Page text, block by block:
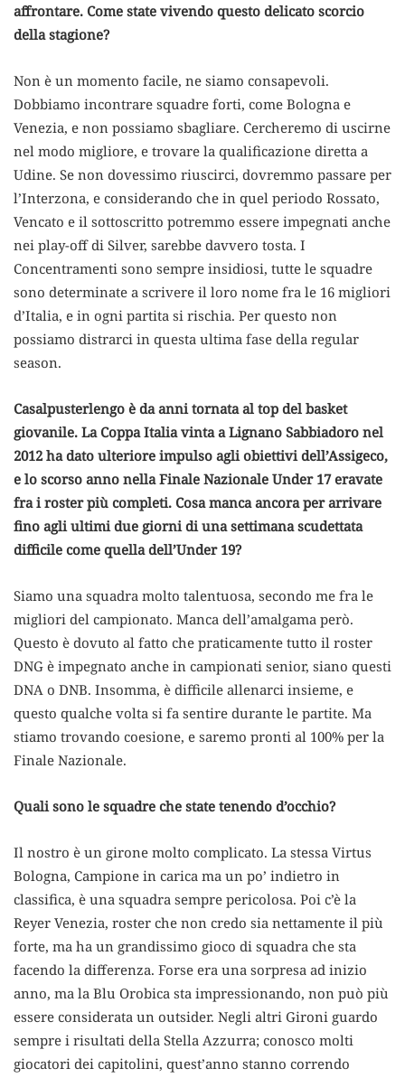
affrontare. Come state vivendo questo delicato scorcio
della stagione?
Non è un momento facile, ne siamo consapevoli.
Dobbiamo incontrare squadre forti, come Bologna e
Venezia, e non possiamo sbagliare. Cercheremo di uscirne
nel modo migliore, e trovare la qualificazione diretta a
Udine. Se non dovessimo riuscirci, dovremmo passare per
l’Interzona, e considerando che in quel periodo Rossato,
Vencato e il sottoscritto potremmo essere impegnati anche
nei play-off di Silver, sarebbe davvero tosta. I
Concentramenti sono sempre insidiosi, tutte le squadre
sono determinate a scrivere il loro nome fra le 16 migliori
d’Italia, e in ogni partita si rischia. Per questo non
possiamo distrarci in questa ultima fase della regular
season.
Casalpusterlengo è da anni tornata al top del basket
giovanile. La Coppa Italia vinta a Lignano Sabbiadoro nel
2012 ha dato ulteriore impulso agli obiettivi dell’Assigeco,
e lo scorso anno nella Finale Nazionale Under 17 eravate
fra i roster più completi. Cosa manca ancora per arrivare
fino agli ultimi due giorni di una settimana scudettata
difficile come quella dell’Under 19?
Siamo una squadra molto talentuosa, secondo me fra le
migliori del campionato. Manca dell’amalgama però.
Questo è dovuto al fatto che praticamente tutto il roster
DNG è impegnato anche in campionati senior, siano questi
DNA o DNB. Insomma, è difficile allenarci insieme, e
questo qualche volta si fa sentire durante le partite. Ma
stiamo trovando coesione, e saremo pronti al 100% per la
Finale Nazionale.
Quali sono le squadre che state tenendo d’occhio?
Il nostro è un girone molto complicato. La stessa Virtus
Bologna, Campione in carica ma un po’ indietro in
classifica, è una squadra sempre pericolosa. Poi c’è la
Reyer Venezia, roster che non credo sia nettamente il più
forte, ma ha un grandissimo gioco di squadra che sta
facendo la differenza. Forse era una sorpresa ad inizio
anno, ma la Blu Orobica sta impressionando, non può più
essere considerata un outsider. Negli altri Gironi guardo
sempre i risultati della Stella Azzurra; conosco molti
giocatori dei capitolini, quest’anno stanno correndo